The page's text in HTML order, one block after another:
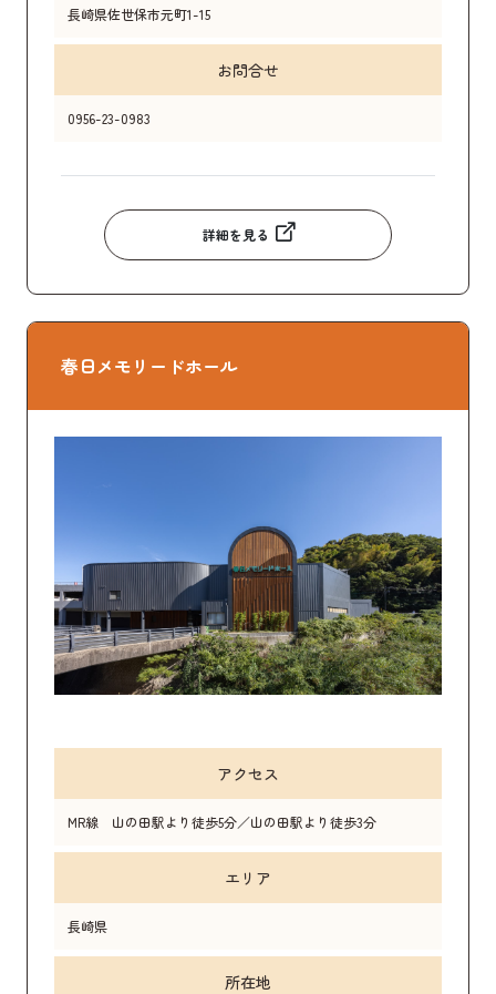
長崎県佐世保市元町1-15
お問合せ
0956-23-0983
詳細を見る
春日メモリードホール
アクセス
MR線 山の田駅より徒歩5分／山の田駅より徒歩3分
エリア
長崎県
所在地